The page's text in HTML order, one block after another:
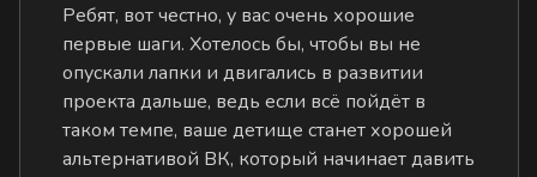
Ребят, вот честно, у вас очень хорошие
первые шаги. Хотелось бы, чтобы вы не
опускали лапки и двигались в развитии
проекта дальше, ведь если всё пойдёт в
таком темпе, ваше детище станет хорошей
альтернативой ВК, который начинает давить